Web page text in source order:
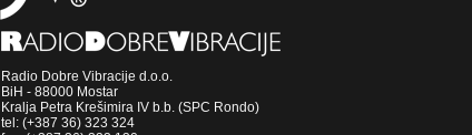
Radio Dobre Vibracije d.o.o.
BiH - 88000 Mostar
Kralja Petra Krešimira IV b.b. (SPC Rondo)
tel: (+387 36) 323 324